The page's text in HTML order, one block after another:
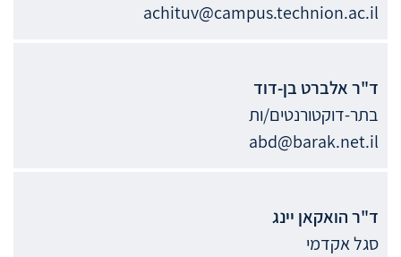
achituv@campus.technion.ac.il
ד"ראלברט בן-דוד
בתר-דוקטורנטים/ות
abd@barak.net.il
ד"רהואקאן יינג
סגל אקדמי